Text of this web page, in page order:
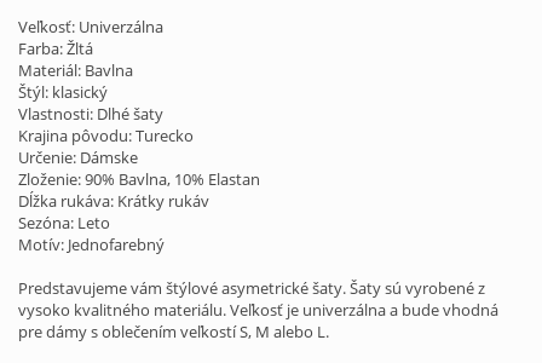
Veľkosť: Univerzálna
Farba: Žltá
Materiál: Bavlna
Štýl: klasický
Vlastnosti: Dlhé šaty
Krajina pôvodu: Turecko
Určenie: Dámske
Zloženie: 90% Bavlna, 10% Elastan
Dĺžka rukáva: Krátky rukáv
Sezóna: Leto
Motív: Jednofarebný
Predstavujeme vám štýlové asymetrické šaty. Šaty sú vyrobené z
vysoko kvalitného materiálu. Veľkosť je univerzálna a bude vhodná
pre dámy s oblečením veľkostí S, M alebo L.